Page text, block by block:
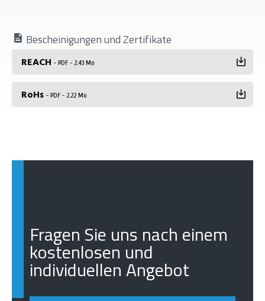
Bescheinigungen und Zertifikate
REACH - PDF - 2.43 Mo
RoHs - PDF - 2.22 Mo
Fragen Sie uns nach einem
kostenlosen und
individuellen Angebot